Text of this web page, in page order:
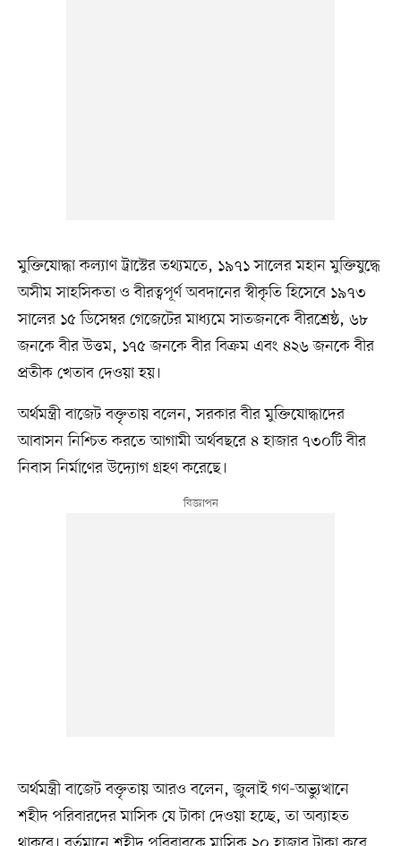
মুক্তিযোদ্ধা কল্যাণ ট্রাস্টের তথ্যমতে, ১৯৭১ সালের মহান মুক্তিযুদ্ধে
অসীম সাহসিকতা ও বীরত্বপূর্ণ অবদানের স্বীকৃতি হিসেবে ১৯৭৩
সালের ১৫ ডিসেম্বর গেজেটের মাধ্যমে সাতজনকে বীরশ্রেষ্ঠ, ৬৮
জনকে বীর উত্তম, ১৭৫ জনকে বীর বিক্রম এবং ৪২৬ জনকে বীর
প্রতীক খেতাব দেওয়া হয়।
অর্থমন্ত্রী বাজেট বক্তৃতায় বলেন, সরকার বীর মুক্তিযোদ্ধাদের
আবাসন নিশ্চিত করতে আগামী অর্থবছরে ৪ হাজার ৭৩০টি বীর
নিবাস নির্মাণের উদ্যোগ গ্রহণ করেছে।
অর্থমন্ত্রী বাজেট বক্তৃতায় আরও বলেন, জুলাই গণ-অভ্যুত্থানে
শহীদ পরিবারদের মাসিক যে টাকা দেওয়া হচ্ছে, তা অব্যাহত